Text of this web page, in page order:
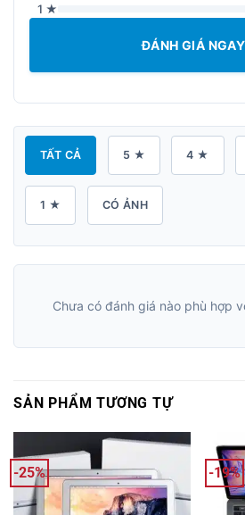
1 ★
ĐÁNH GIÁ NGAY
TẤT CẢ 5 ★ 4 ★
1 ★ CÓ ẢNH
Chưa có đánh giá nào phù hợp
SẢN PHẨM TƯƠNG TỰ
-25% -19%